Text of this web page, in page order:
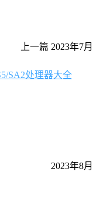
上一篇 2023年7月
SA2处理器大全
2023年8月